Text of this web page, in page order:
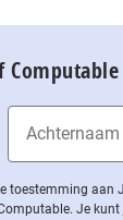
Computable
toestemming aan
Je